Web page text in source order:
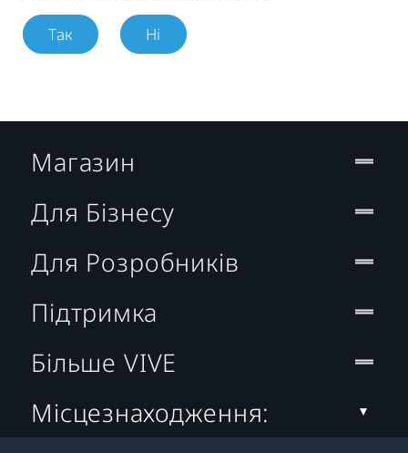
Так Ні
Магазин
Для Бізнесу
Для Розробників
Підтримка
Більше VIVE
Місцезнаходження: